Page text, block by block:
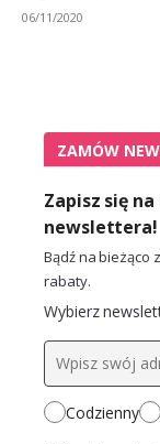
06/11/2020
ZAMÓW
Zapisz się
newslettera!
Bądź na bieżąco
rabaty.
Wybierz
Codzienny